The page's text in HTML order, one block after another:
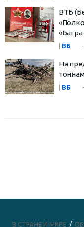
ВТБ
ВБ
На
ВБ
В СТРАНЕ И МИРЕ